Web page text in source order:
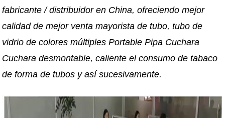
fabricante / distribuidor en China, ofreciendo mejor
calidad de mejor venta mayorista de tubo, tubo de
vidrio de colores múltiples Portable Pipa Cuchara
Cuchara desmontable, caliente el consumo de tabaco
de forma de tubos y así sucesivamente.